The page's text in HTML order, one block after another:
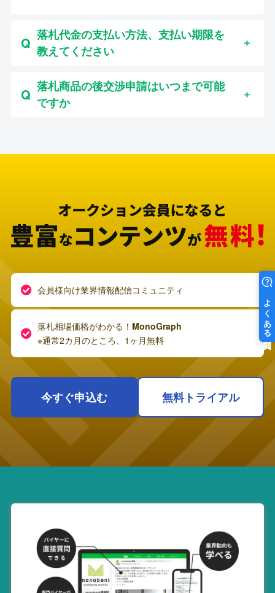
落札代金の支払い方法、支払い期限を
教えてください
落札商品の後交渉申請はいつまで可能
ですか
会員様向け業界情報配信コミュニティ
落札相場価格がわかる！ MonoGraph
※通常2カ月のところ、1ヶ月無料
今すぐ申込む 無料トライアル